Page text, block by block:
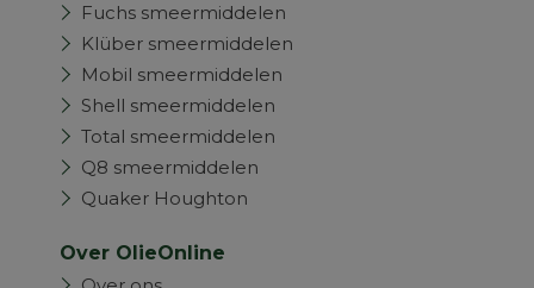
Fuchs smeermiddelen
Klüber smeermiddelen
Mobil smeermiddelen
Shell smeermiddelen
Total smeermiddelen
Q8 smeermiddelen
Quaker Houghton
Over OlieOnline